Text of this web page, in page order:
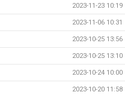
2023-11-23 10:19
2023-11-06 10:31
2023-10-25 13:56
2023-10-25 13:10
2023-10-24 10:00
2023-10-20 11:58